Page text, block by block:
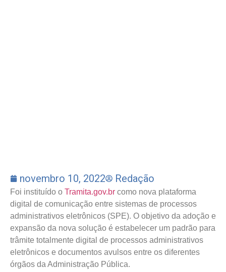
novembro 10, 2022 Redação
Foi instituído o Tramita.gov.br como nova plataforma
digital de comunicação entre sistemas de processos
administrativos eletrônicos (SPE). O objetivo da adoção e
expansão da nova solução é estabelecer um padrão para
trâmite totalmente digital de processos administrativos
eletrônicos e documentos avulsos entre os diferentes
órgãos da Administração Pública.